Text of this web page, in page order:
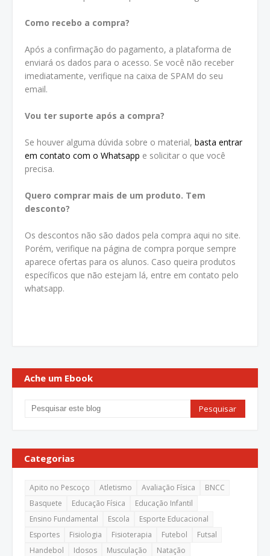
Como recebo a compra?
Após a confirmação do pagamento, a plataforma de
enviará os dados para o acesso. Se você não receber
imediatamente, verifique na caixa de SPAM do seu
email.
Vou ter suporte após a compra?
Se houver alguma dúvida sobre o material, basta entrar
em contato com o Whatsapp e solicitar o que você
precisa.
Quero comprar mais de um produto. Tem
desconto?
Os descontos não são dados pela compra aqui no site.
Porém, verifique na página de compra porque sempre
aparece ofertas para os alunos. Caso queira produtos
específicos que não estejam lá, entre em contato pelo
whatsapp.
Ache um Ebook
Categorias
Apito no Pescoço Atletismo Avaliação Física
BNCC
Basquete
Educação Física
Educação Infantil
Ensino Fundamental
Escola
Esporte Educacional
Esportes
Fisiologia Fisioterapia Futebol
Futsal
Handebol
Idosos Musculação
Natação